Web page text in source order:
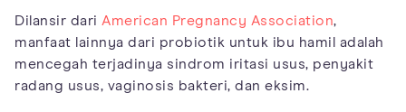
Dilansir dari American Pregnancy Association,
manfaat lainnya dari probiotik untuk ibu hamil adalah
mencegah terjadinya sindrom iritasi usus, penyakit
radang usus, vaginosis bakteri, dan eksim.